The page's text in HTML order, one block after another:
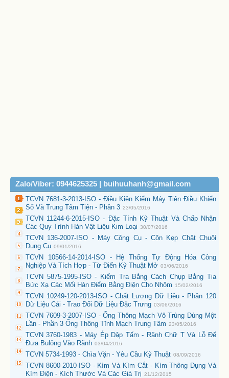
Zalo/Viber: 0944625325 | buihuuhanh@gmail.com
TCVN 7681-3-2013-ISO - Điều Kiện Kiểm Máy Tiện Điều Khiển
Số Và Trung Tâm Tiện - Phần 3 23/05/2016
TCVN 11244-6-2015-ISO - Đặc Tính Kỹ Thuật Và Chấp Nhận
Các Quy Trình Hàn Vật Liệu Kim Loại 30/07/2016
TCVN 136-2007-ISO - Máy Công Cụ - Côn Kẹp Chặt Chuôi
Dụng Cụ 09/01/2016
TCVN 10566-14-2014-ISO - Hệ Thống Tự Động Hóa Công
Nghiệp Và Tích Hợp - Từ Điển Kỹ Thuật Mở 03/06/2016
TCVN 5875-1995-ISO - Kiểm Tra Bằng Cách Chụp Bằng Tia
Bức Xạ Các Mối Hàn Điểm Bằng Điện Cho Nhôm
15/02/2016
TCVN 10249-120-2013-ISO - Chất Lượng Dữ Liệu - Phần 120
Dữ Liệu Cái - Trao Đổi Dữ Liệu Đặc Trưng 03/06/2016
TCVN 7609-3-2007-ISO - Ống Thông Mạch Vô Trùng Dùng Một
Lần - Phần 3 Ống Thông Tĩnh Mạch Trung Tâm 23/05/2016
TCVN 3760-1983 - Máy Ép Dập Tấm - Rãnh Chữ T Và Lỗ Để
Đưa Bulông Vào Rãnh 03/04/2016
TCVN 5734-1993 - Chìa Vặn - Yêu Cầu Kỹ Thuật 08/09/2016
TCVN 8600-2010-ISO - Kìm Và Kìm Cắt - Kìm Thông Dụng Và
Kìm Điện - Kích Thước Và Các Giá Trị 21/12/2015